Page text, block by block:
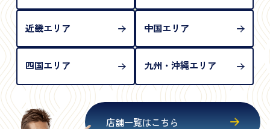
近畿エリア 中国エリア
四国エリア 九州・沖縄エリア
店舗一覧はこちら